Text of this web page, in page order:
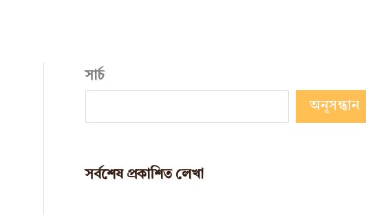
সার্চ
অনূসন্ধান
সর্বশেষ প্রকাশিত লেখা